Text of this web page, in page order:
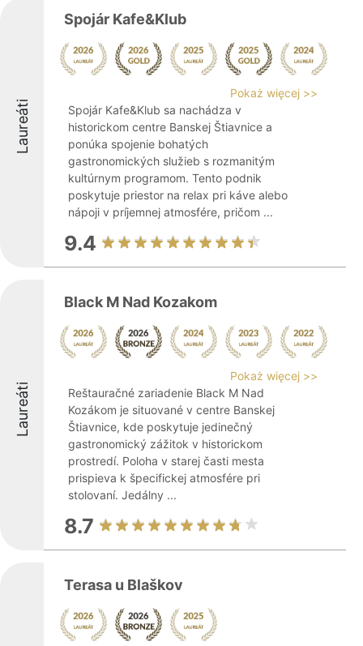
Laureáti
Spojár Kafe&Klub
Pokaż więcej >>
Spojár Kafe&Klub sa nachádza v
historickom centre Banskej Štiavnice a
ponúka spojenie bohatých
gastronomických služieb s rozmanitým
kultúrnym programom. Tento podnik
poskytuje priestor na relax pri káve alebo
nápoji v príjemnej atmosfére, pričom ...
9.4
Laureáti
Black M Nad Kozakom
Pokaż więcej >>
Reštauračné zariadenie Black M Nad
Kozákom je situované v centre Banskej
Štiavnice, kde poskytuje jedinečný
gastronomický zážitok v historickom
prostredí. Poloha v starej časti mesta
prispieva k špecifickej atmosfére pri
stolovaní. Jedálny ...
8.7
Terasa u Blaškov